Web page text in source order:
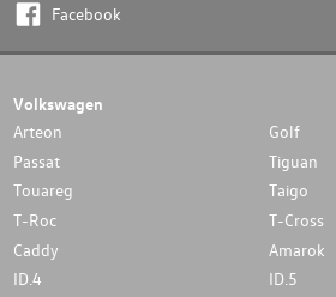
Facebook
Volkswagen
Arteon
Golf
Passat
Tiguan
Touareg
Taigo
T-Roc
T-Cross
Caddy
Amarok
ID.4
ID.5